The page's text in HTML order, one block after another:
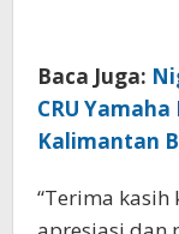
Baca Juga:
CRU
Kalimantan
“Terima kasih